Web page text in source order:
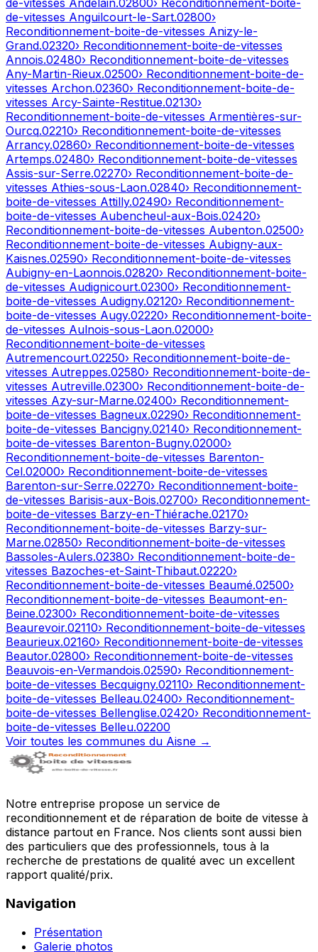
de-vitesses Andelain.02800› Reconditionnement-boite-
de-vitesses Anguilcourt-le-Sart.02800›
Reconditionnement-boite-de-vitesses Anizy-le-
Grand.02320› Reconditionnement-boite-de-vitesses
Annois.02480› Reconditionnement-boite-de-vitesses
Any-Martin-Rieux.02500› Reconditionnement-boite-de-
vitesses Archon.02360› Reconditionnement-boite-de-
vitesses Arcy-Sainte-Restitue.02130›
Reconditionnement-boite-de-vitesses Armentières-sur-
Ourcq.02210› Reconditionnement-boite-de-vitesses
Arrancy.02860› Reconditionnement-boite-de-vitesses
Artemps.02480› Reconditionnement-boite-de-vitesses
Assis-sur-Serre.02270› Reconditionnement-boite-de-
vitesses Athies-sous-Laon.02840› Reconditionnement-
boite-de-vitesses Attilly.02490› Reconditionnement-
boite-de-vitesses Aubencheul-aux-Bois.02420›
Reconditionnement-boite-de-vitesses Aubenton.02500›
Reconditionnement-boite-de-vitesses Aubigny-aux-
Kaisnes.02590› Reconditionnement-boite-de-vitesses
Aubigny-en-Laonnois.02820› Reconditionnement-boite-
de-vitesses Audignicourt.02300› Reconditionnement-
boite-de-vitesses Audigny.02120› Reconditionnement-
boite-de-vitesses Augy.02220› Reconditionnement-boite-
de-vitesses Aulnois-sous-Laon.02000›
Reconditionnement-boite-de-vitesses
Autremencourt.02250› Reconditionnement-boite-de-
vitesses Autreppes.02580› Reconditionnement-boite-de-
vitesses Autreville.02300› Reconditionnement-boite-de-
vitesses Azy-sur-Marne.02400› Reconditionnement-
boite-de-vitesses Bagneux.02290› Reconditionnement-
boite-de-vitesses Bancigny.02140› Reconditionnement-
boite-de-vitesses Barenton-Bugny.02000›
Reconditionnement-boite-de-vitesses Barenton-
Cel.02000› Reconditionnement-boite-de-vitesses
Barenton-sur-Serre.02270› Reconditionnement-boite-
de-vitesses Barisis-aux-Bois.02700› Reconditionnement-
boite-de-vitesses Barzy-en-Thiérache.02170›
Reconditionnement-boite-de-vitesses Barzy-sur-
Marne.02850› Reconditionnement-boite-de-vitesses
Bassoles-Aulers.02380› Reconditionnement-boite-de-
vitesses Bazoches-et-Saint-Thibaut.02220›
Reconditionnement-boite-de-vitesses Beaumé.02500›
Reconditionnement-boite-de-vitesses Beaumont-en-
Beine.02300› Reconditionnement-boite-de-vitesses
Beaurevoir.02110› Reconditionnement-boite-de-vitesses
Beaurieux.02160› Reconditionnement-boite-de-vitesses
Beautor.02800› Reconditionnement-boite-de-vitesses
Beauvois-en-Vermandois.02590› Reconditionnement-
boite-de-vitesses Becquigny.02110› Reconditionnement-
boite-de-vitesses Belleau.02400› Reconditionnement-
boite-de-vitesses Bellenglise.02420› Reconditionnement-
boite-de-vitesses Belleu.02200
Voir toutes les communes du Aisne →
Notre entreprise propose un service de
reconditionnement et de réparation de boite de vitesse à
distance partout en France. Nos clients sont aussi bien
des particuliers que des professionnels, tous à la
recherche de prestations de qualité avec un excellent
rapport qualité/prix.
Navigation
Présentation
Galerie photos